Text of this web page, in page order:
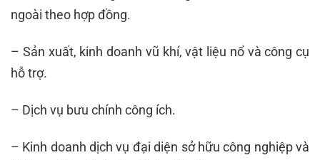
ngoài theo hợp đồng.
– Sản xuất, kinh doanh vũ khí, vật liệu nổ và công cụ
hỗ trợ.
– Dịch vụ bưu chính công ích.
– Kinh doanh dịch vụ đại diện sở hữu công nghiệp và